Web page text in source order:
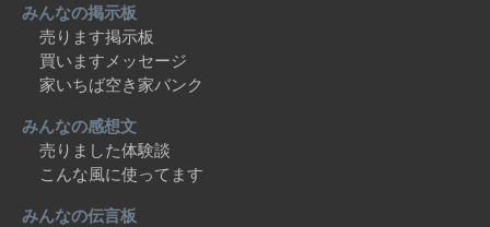
みんなの掲示板
売ります掲示板
買いますメッセージ
家いちば空き家バンク
みんなの感想文
売りました体験談
こんな風に使ってます
みんなの伝言板